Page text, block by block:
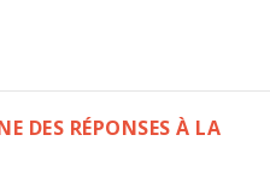
DES RÉPONSES À LA